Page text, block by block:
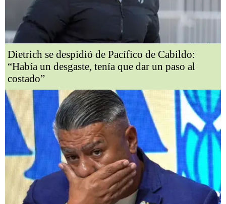
Dietrich se despidió de Pacífico de Cabildo:
“Había un desgaste, tenía que dar un paso al
costado”